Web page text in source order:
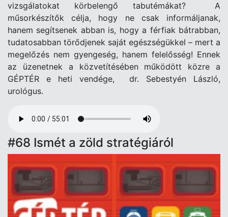
vizsgálatokat körbelengő tabutémákat? A
műsorkészítők célja, hogy ne csak informáljanak,
hanem segítsenek abban is, hogy a férfiak bátrabban,
tudatosabban törődjenek saját egészségükkel – mert a
megelőzés nem gyengeség, hanem felelősség! Ennek
az üzenetnek a közvetítésében működött közre a
GÉPTÉR e heti vendége, dr. Sebestyén László,
urológus.
file
#68 Ismét a zöld stratégiáról